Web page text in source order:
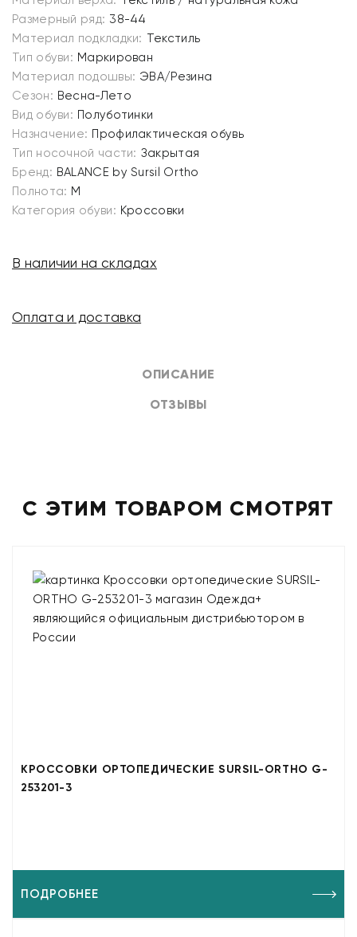
ОПИСАНИЕ
ОТЗЫВЫ
Размерный ряд: 38-44
Материал подкладки: Текстиль
Тип обуви: Маркирован
Материал подошвы: ЭВА/Резина
Сезон: Весна-Лето
Вид обуви: Полуботинки
Назначение: Профилактическая обувь
Тип носочной части: Закрытая
Бренд: BALANCE by Sursil Ortho
Полнота: M
Категория обуви: Кроссовки
В наличии на складах
Оплата и доставка
С ЭТИМ ТОВАРОМ СМОТРЯТ
КРОССОВКИ ОРТОПЕДИЧЕСКИЕ SURSIL-ORTHO G-
253201-3
ПОДРОБНЕЕ